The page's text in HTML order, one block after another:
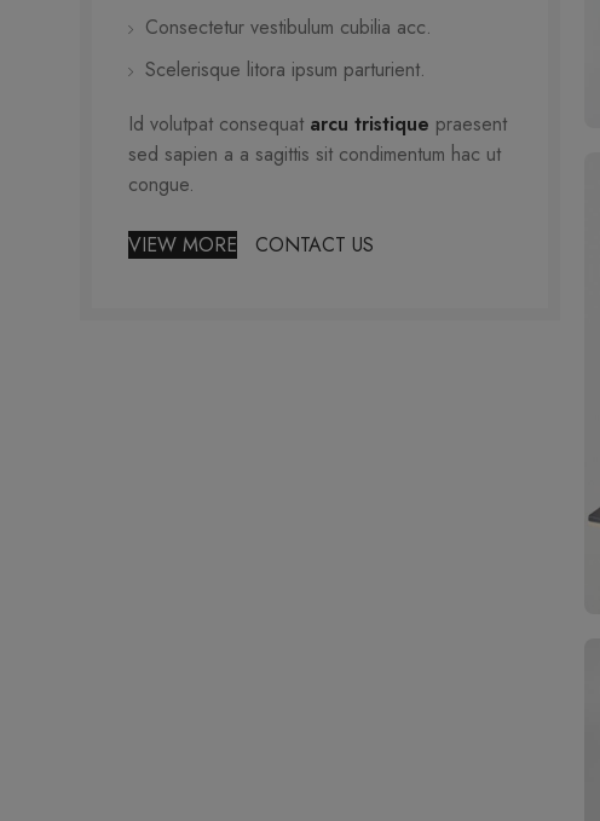
Consectetur vestibulum cubilia acc.
Scelerisque litora ipsum parturient.
Id volutpat consequat arcu tristique praesent
sed sapien a a sagittis sit condimentum hac ut
congue.
VIEW MORE CONTACT US